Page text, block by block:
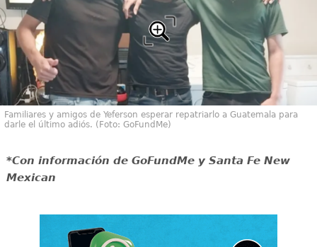
Familiares y amigos de Yeferson esperar repatriarlo a Guatemala para
darle el último adiós. (Foto: GoFundMe)
*Con información de GoFundMe y Santa Fe New
Mexican